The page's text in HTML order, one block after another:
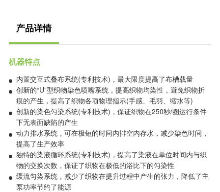
产品详情
机器特点
内置交互式叠布系统(专利技术)，最大限度提高了布槽载量
创新的“U”型织物染色喷嘴系统，提高织物均染性，避免织物折
痕的产生，提高了织物各项物理指示(手感、毛羽、缩水等)
创新的染色匀染系统(专利技术)，保证织物在250秒/圈运行条件
下无表面缺陷的产生
动力排水系统，可在极短的时间内排空内存水，减少染色时间，
提高了生产效率
独特的染液循环系统(专利技术)，提高了染液在单位时间内与织
物的交换次数，保证了织物在极低的浴比下的匀染性
缓流匀染系统，减少了织物在提升过程中产生的张力，降低了主
泵功率节约了能源